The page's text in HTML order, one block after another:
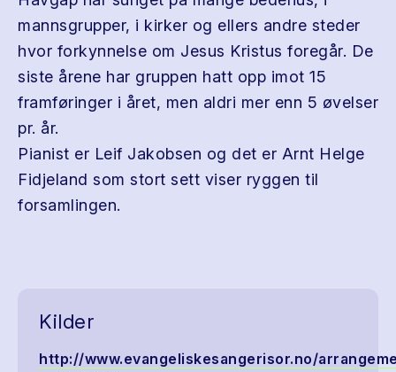
mannsgrupper, i kirker og ellers andre steder
hvor forkynnelse om Jesus Kristus foregår. De
siste årene har gruppen hatt opp imot 15
framføringer i året, men aldri mer enn 5 øvelser
pr. år.
Pianist er Leif Jakobsen og det er Arnt Helge
Fidjeland som stort sett viser ryggen til
forsamlingen.
Kilder
http://www.evangeliskesangerisor.no/